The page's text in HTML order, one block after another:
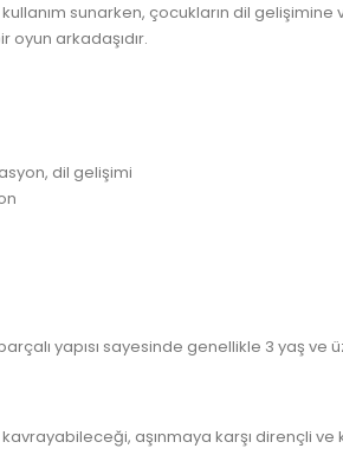
sunarken, çocukların dil
oyun arkadaşıdır.
dil gelişimi
yapısı sayesinde genellikle 3 yaş ve
aşınmaya karşı dirençli